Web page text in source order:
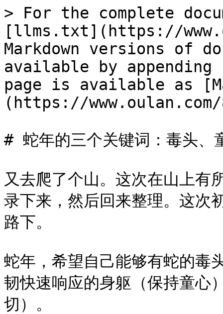
> For the complete
[llms.txt](https://
Markdown versions of
available by
page is available as
(https://
# 蛇年的三个关键词：毒头、
又去爬了个山。这次在山上有
录下来，然后回来整理。这次
路下。
蛇年，希望自己能够有蛇的毒
韧快速响应的身躯（保持童心
切）。